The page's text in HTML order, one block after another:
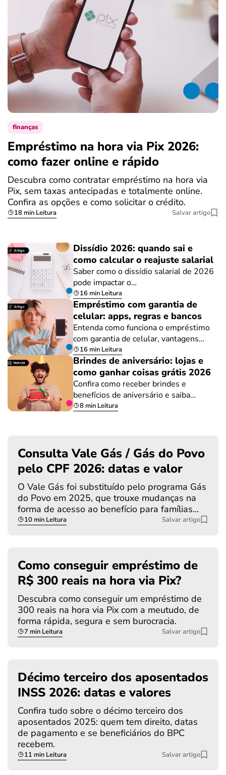
finanças
Empréstimo na hora via Pix 2026:
como fazer online e rápido
Descubra como contratar empréstimo na hora via
Pix, sem taxas antecipadas e totalmente online.
Confira as opções e como solicitar o crédito.
18 min Leitura Salvar artigo
Dissídio 2026: quando sai e
como calcular o reajuste salarial
Saber como o dissídio salarial de 2026
pode impactar o…
16 min Leitura
Empréstimo com garantia de
celular: apps, regras e bancos
Entenda como funciona o empréstimo
com garantia de celular, vantagens…
16 min Leitura
Brindes de aniversário: lojas e
como ganhar coisas grátis 2026
Confira como receber brindes e
benefícios de aniversário e saiba…
8 min Leitura
Consulta Vale Gás / Gás do Povo
pelo CPF 2026: datas e valor
O Vale Gás foi substituído pelo programa Gás
do Povo em 2025, que trouxe mudanças na
forma de acesso ao benefício para famílias…
10 min Leitura Salvar artigo
Como conseguir empréstimo de
R$ 300 reais na hora via Pix?
Descubra como conseguir um empréstimo de
300 reais na hora via Pix com a meutudo, de
forma rápida, segura e sem burocracia.
7 min Leitura Salvar artigo
Décimo terceiro dos aposentados
INSS 2026: datas e valores
Confira tudo sobre o décimo terceiro dos
aposentados 2025: quem tem direito, datas
de pagamento e se beneficiários do BPC
recebem.
11 min Leitura Salvar artigo